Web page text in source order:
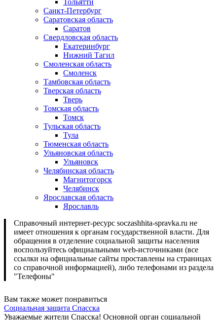
Тольятти
Санкт-Петербург
Саратовская область
Саратов
Свердловская область
Екатеринбург
Нижний Тагил
Смоленская область
Смоленск
Тамбовская область
Тверская область
Тверь
Томская область
Томск
Тульская область
Тула
Тюменская область
Ульяновская область
Ульяновск
Челябинская область
Магнитогорск
Челябинск
Ярославская область
Ярославль
Справочный интернет-ресурс soczashhita-spravka.ru не
имеет отношения к органам государственной власти. Для
обращения в отделение социальной защиты населения
воспользуйтесь официальными web-источниками (все
ссылки на официальные сайты проставлены на страницах
со справочной информацией), либо телефонами из раздела
"Телефоны"
Вам также может понравиться
Социальная защита Спасска
Уважаемые жители Спасска! Основной орган социальной